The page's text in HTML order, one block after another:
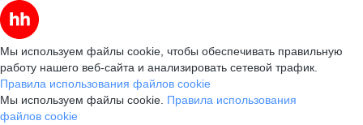
Мы используем файлы cookie, чтобы обеспечивать правильную
работу нашего веб-сайта и анализировать сетевой трафик.
Правила использования файлов cookie
Мы используем файлы cookie. Правила использования
файлов cookie